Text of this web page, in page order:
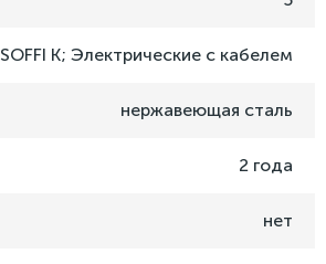
SOFFI K; Электрические с кабелем
нержавеющая сталь
2 года
нет